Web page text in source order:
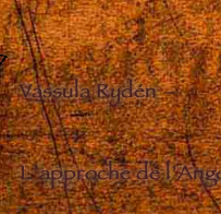
Vassula Rydén–
L’approche de